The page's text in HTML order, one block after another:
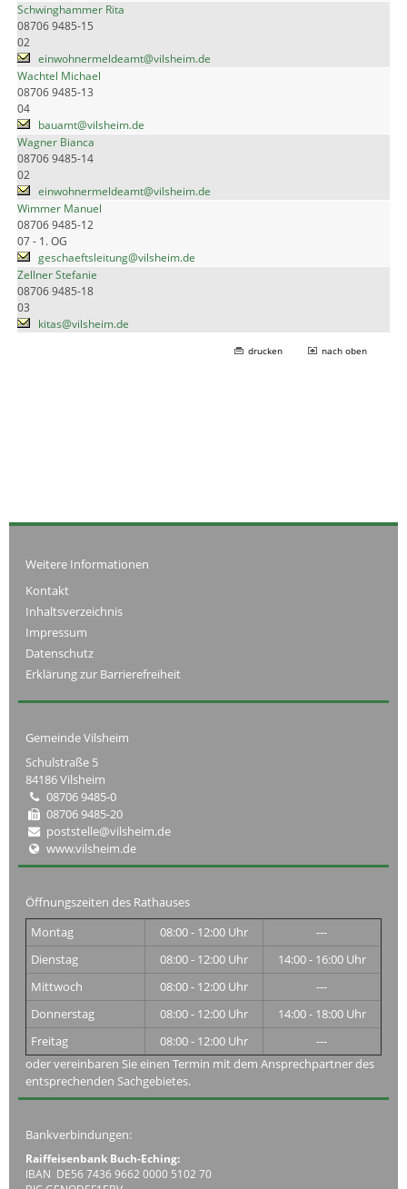
Schwinghammer Rita
08706 9485-15
02
einwohnermeldeamt@vilsheim.de
Wachtel Michael
08706 9485-13
04
bauamt@vilsheim.de
Wagner Bianca
08706 9485-14
02
einwohnermeldeamt@vilsheim.de
Wimmer Manuel
08706 9485-12
07 - 1. OG
geschaeftsleitung@vilsheim.de
Zellner Stefanie
08706 9485-18
03
kitas@vilsheim.de
drucken nach oben
Weitere Informationen
Kontakt
Inhaltsverzeichnis
Impressum
Datenschutz
Erklärung zur Barrierefreiheit
Gemeinde Vilsheim
Schulstraße 5
84186 Vilsheim
08706 9485-0
08706 9485-20
poststelle@vilsheim.de
www.vilsheim.de
Öffnungszeiten des Rathauses
Montag
08:00 - 12:00 Uhr
---
Dienstag
08:00 - 12:00 Uhr
14:00 - 16:00 Uhr
Mittwoch
08:00 - 12:00 Uhr
---
Donnerstag
08:00 - 12:00 Uhr
14:00 - 18:00 Uhr
Freitag
08:00 - 12:00 Uhr
---
oder vereinbaren Sie einen Termin mit dem Ansprechpartner des
entsprechenden Sachgebietes.
Bankverbindungen:
Raiffeisenbank Buch-Eching:
IBAN DE56 7436 9662 0000 5102 70